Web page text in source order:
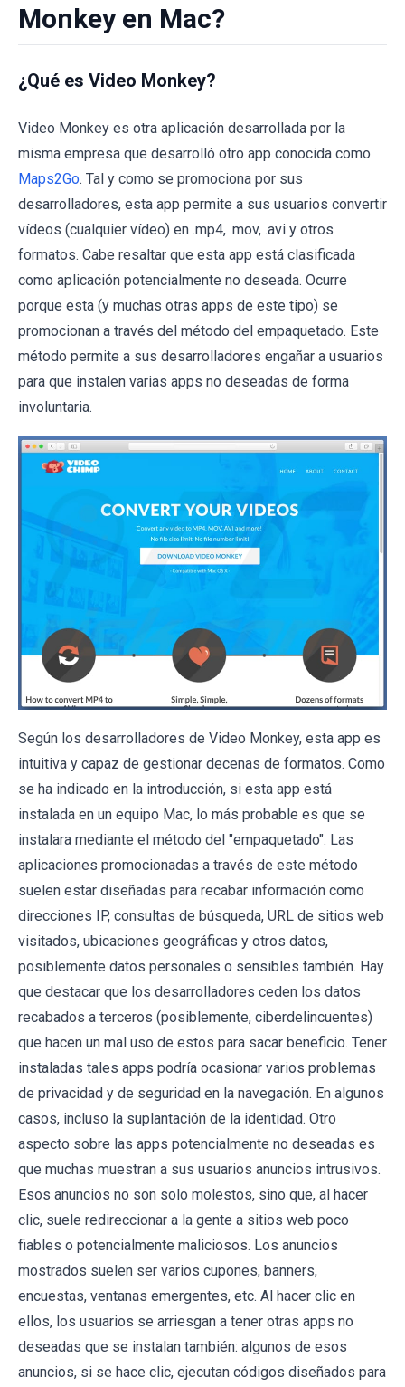
Monkey en Mac?
¿Qué es Video Monkey?
Video Monkey es otra aplicación desarrollada por la
misma empresa que desarrolló otro app conocida como
Maps2Go. Tal y como se promociona por sus
desarrolladores, esta app permite a sus usuarios convertir
vídeos (cualquier vídeo) en .mp4, .mov, .avi y otros
formatos. Cabe resaltar que esta app está clasificada
como aplicación potencialmente no deseada. Ocurre
porque esta (y muchas otras apps de este tipo) se
promocionan a través del método del empaquetado. Este
método permite a sus desarrolladores engañar a usuarios
para que instalen varias apps no deseadas de forma
involuntaria.
Según los desarrolladores de Video Monkey, esta app es
intuitiva y capaz de gestionar decenas de formatos. Como
se ha indicado en la introducción, si esta app está
instalada en un equipo Mac, lo más probable es que se
instalara mediante el método del "empaquetado". Las
aplicaciones promocionadas a través de este método
suelen estar diseñadas para recabar información como
direcciones IP, consultas de búsqueda, URL de sitios web
visitados, ubicaciones geográficas y otros datos,
posiblemente datos personales o sensibles también. Hay
que destacar que los desarrolladores ceden los datos
recabados a terceros (posiblemente, ciberdelincuentes)
que hacen un mal uso de estos para sacar beneficio. Tener
instaladas tales apps podría ocasionar varios problemas
de privacidad y de seguridad en la navegación. En algunos
casos, incluso la suplantación de la identidad. Otro
aspecto sobre las apps potencialmente no deseadas es
que muchas muestran a sus usuarios anuncios intrusivos.
Esos anuncios no son solo molestos, sino que, al hacer
clic, suele redireccionar a la gente a sitios web poco
fiables o potencialmente maliciosos. Los anuncios
mostrados suelen ser varios cupones, banners,
encuestas, ventanas emergentes, etc. Al hacer clic en
ellos, los usuarios se arriesgan a tener otras apps no
deseadas que se instalan también: algunos de esos
anuncios, si se hace clic, ejecutan códigos diseñados para